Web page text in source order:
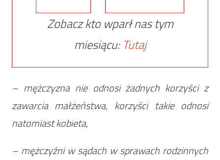
Zobacz kto wparł nas tym
miesiącu: Tutaj
– mężczyzna nie odnosi żadnych korzyści z
zawarcia małżeństwa, korzyści takie odnosi
natomiast kobieta,
– mężczyźni w sądach w sprawach rodzinnych